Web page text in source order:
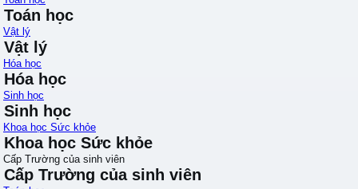
Toán học
Vật lý
Vật lý
Hóa học
Hóa học
Sinh học
Sinh học
Khoa học Sức khỏe
Khoa học Sức khỏe
Cấp Trường của sinh viên
Cấp Trường của sinh viên